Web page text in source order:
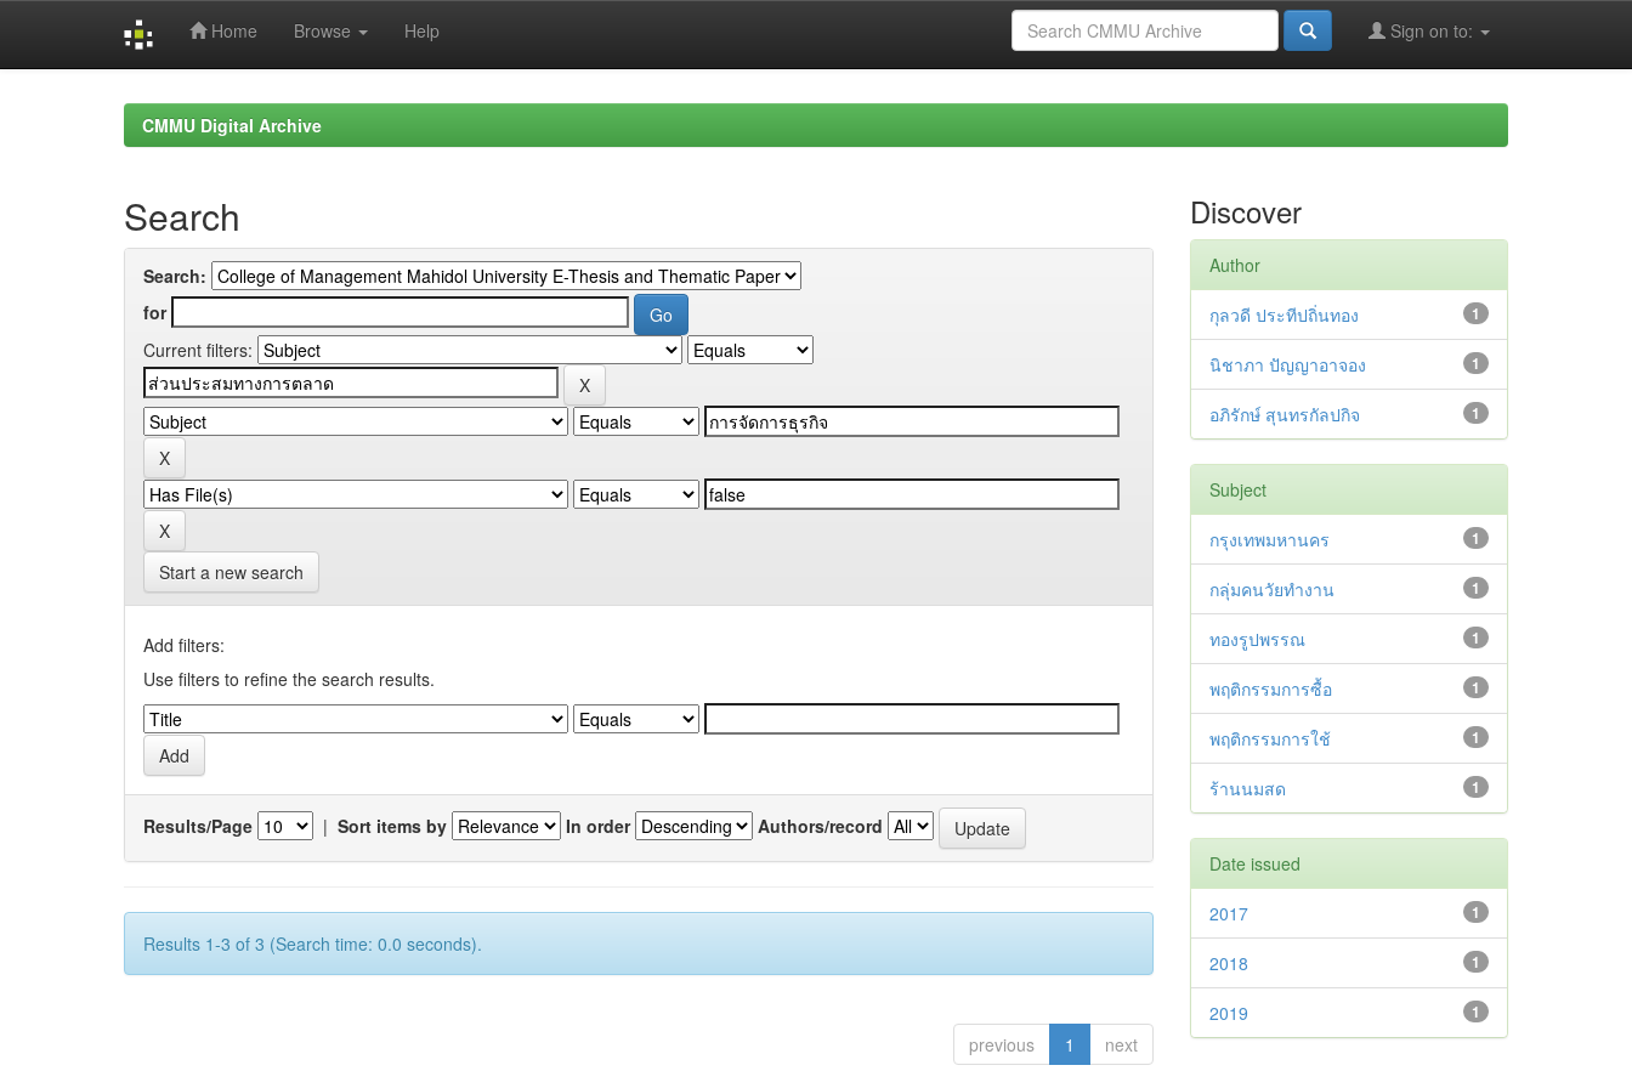
Home Browse Help Sign on to:
CMMU Digital Archive
Search
Search:
for
Current filters:
Start a new search
Add filters:
Use filters to refine the search results.
Results/Page | Sort items by In order Authors/record
Results 1-3 of 3 (Search time: 0.0 seconds).
previous 1 next
Discover
Author
1
กุลวดี ประทีปถิ่นทอง
1
นิชาภา ปัญญาอาจอง
1
อภิรักษ์ สุนทรกัลปกิจ
Subject
1
กรุงเทพมหานคร
1
กลุ่มคนวัยทำงาน
1
ทองรูปพรรณ
1
พฤติกรรมการซื้อ
1
พฤติกรรมการใช้
1
ร้านนมสด
Date issued
1
2017
1
2018
1
2019